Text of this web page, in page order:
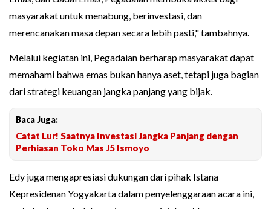
masyarakat untuk menabung, berinvestasi, dan
merencanakan masa depan secara lebih pasti," tambahnya.
Melalui kegiatan ini, Pegadaian berharap masyarakat dapat
memahami bahwa emas bukan hanya aset, tetapi juga bagian
dari strategi keuangan jangka panjang yang bijak.
Baca Juga:
Catat Lur! Saatnya Investasi Jangka Panjang dengan
Perhiasan Toko Mas J5 Ismoyo
Edy juga mengapresiasi dukungan dari pihak Istana
Kepresidenan Yogyakarta dalam penyelenggaraan acara ini,